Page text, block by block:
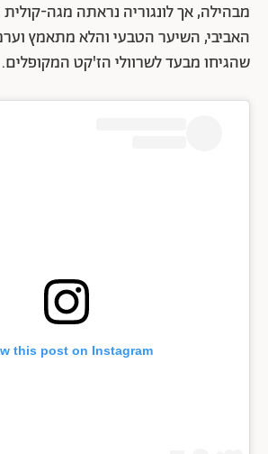
מבהילה, אך לונגוריה נראתה מגה-
האביבי, השיער הטבעי והלא מתאמץ
שהגיחו מבעד לשרוולי הז'קט המקופלים.
this post on Instagram